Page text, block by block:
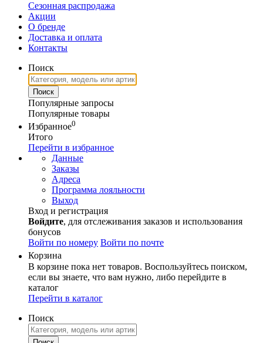
Сезонная распродажа
Акции
О бренде
Доставка и оплата
Контакты
Поиск
Популярные запросы
Популярные товары
Избранное0
Итого
Перейти в избранное
Данные
Заказы
Адреса
Программа лояльности
Выход
Вход и регистрация
Войдите, для отслеживания заказов и использования
бонусов
Войти по номеру Войти по почте
Корзина
В корзине пока нет товаров. Воспользуйтесь поиском,
если вы знаете, что вам нужно, либо перейдите в
каталог
Перейти в каталог
Поиск